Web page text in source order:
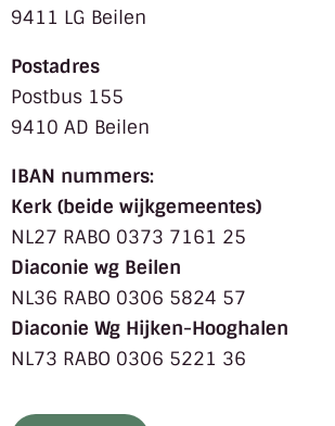
9411 LG Beilen
Postadres
Postbus 155
9410 AD Beilen
IBAN nummers:
Kerk (beide wijkgemeentes)
NL27 RABO 0373 7161 25
Diaconie wg Beilen
NL36 RABO 0306 5824 57
Diaconie Wg Hijken-Hooghalen
NL73 RABO 0306 5221 36